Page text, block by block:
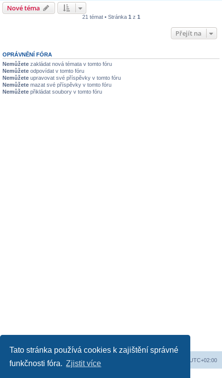
Tato stránka používá cookies k zajištění správné
funkčnosti fóra. Zjistit více
Nové téma
21 témat • Stránka 1 z 1
Přejít na
OPRÁVNĚNÍ FÓRA
Nemůžete zakládat nová témata v tomto fóru
Nemůžete odpovídat v tomto fóru
Nemůžete upravovat své příspěvky v tomto fóru
Nemůžete mazat své příspěvky v tomto fóru
Nemůžete přikládat soubory v tomto fóru
Obsah fóra UTC+02:00